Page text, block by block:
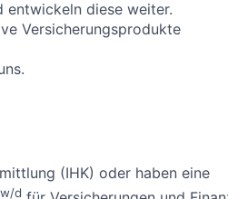
entwickeln diese weiter.
Versicherungsprodukte
(IHK) oder haben eine
d